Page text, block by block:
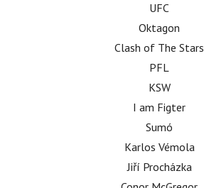
UFC
Oktagon
Clash of The Stars
PFL
KSW
I am Figter
Sumó
Karlos Vémola
Jiří Procházka